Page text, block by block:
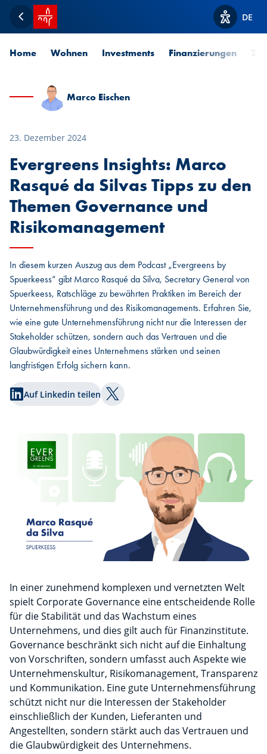
Zurück
Startseite SPUERKEESS
Optionen
DE
Home Wohnen Investments Finanzierungen
Marco Eischen
23. Dezember 2024
Evergreens Insights: Marco
Rasqué da Silvas Tipps zu den
Themen Governance und
Risikomanagement
In diesem kurzen Auszug aus dem Podcast „Evergreens by
Spuerkeess“ gibt Marco Rasqué da Silva, Secretary General von
Spuerkeess, Ratschläge zu bewährten Praktiken im Bereich der
Unternehmensführung und des Risikomanagements. Erfahren Sie,
wie eine gute Unternehmensführung nicht nur die Interessen der
Stakeholder schützen, sondern auch das Vertrauen und die
Glaubwürdigkeit eines Unternehmens stärken und seinen
langfristigen Erfolg sichern kann.
Auf Linkedin teilen Auf Twitter teilen
In einer zunehmend komplexen und vernetzten Welt
spielt Corporate Governance eine entscheidende Rolle
für die Stabilität und das Wachstum eines
Unternehmens, und dies gilt auch für Finanzinstitute.
Governance beschränkt sich nicht auf die Einhaltung
von Vorschriften, sondern umfasst auch Aspekte wie
Unternehmenskultur, Risikomanagement, Transparenz
und Kommunikation. Eine gute Unternehmensführung
schützt nicht nur die Interessen der Stakeholder
einschließlich der Kunden, Lieferanten und
Angestellten, sondern stärkt auch das Vertrauen und
die Glaubwürdigkeit des Unternehmens.